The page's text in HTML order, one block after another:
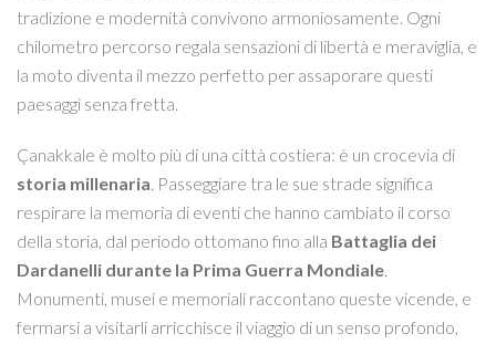
tradizione e modernità convivono armoniosamente. Ogni
chilometro percorso regala sensazioni di libertà e meraviglia, e
la moto diventa il mezzo perfetto per assaporare questi
paesaggi senza fretta.
Çanakkale è molto più di una città costiera: è un crocevia di
storia millenaria. Passeggiare tra le sue strade significa
respirare la memoria di eventi che hanno cambiato il corso
della storia, dal periodo ottomano fino alla Battaglia dei
Dardanelli durante la Prima Guerra Mondiale.
Monumenti, musei e memoriali raccontano queste vicende, e
fermarsi a visitarli arricchisce il viaggio di un senso profondo,